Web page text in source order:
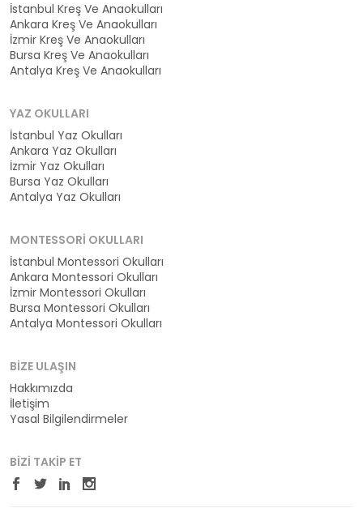
İstanbul Kreş Ve Anaokulları
Ankara Kreş Ve Anaokulları
İzmir Kreş Ve Anaokulları
Bursa Kreş Ve Anaokulları
Antalya Kreş Ve Anaokulları
YAZ OKULLARI
İstanbul Yaz Okulları
Ankara Yaz Okulları
İzmir Yaz Okulları
Bursa Yaz Okulları
Antalya Yaz Okulları
MONTESSORI OKULLARI
İstanbul Montessori Okulları
Ankara Montessori Okulları
İzmir Montessori Okulları
Bursa Montessori Okulları
Antalya Montessori Okulları
BIZE ULAŞIN
Hakkımızda
İletişim
Yasal Bilgilendirmeler
BIZI TAKIP ET